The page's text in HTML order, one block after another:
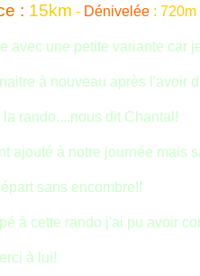
: 15km - Dénivelée : 720m
avec une petite variante car
à nouveau après l'avoir
rando....nous dit Chantal!
ajouté à notre journée mais
sans encombre!!
à cette rando j'ai pu avoir
à lui!